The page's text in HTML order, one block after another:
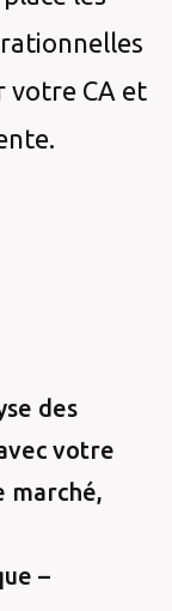
votre CA et
des
votre
marché,
–